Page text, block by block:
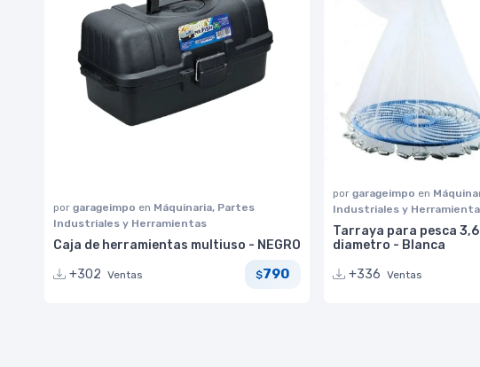
por garageimpo en Máquinaria, Partes
Industriales y Herramientas
Caja de herramientas multiuso - NEGRO
+302 Ventas $790
por garageimpo en
Industriales y
Tarraya para pesca
diametro - Blanca
+336 Ventas